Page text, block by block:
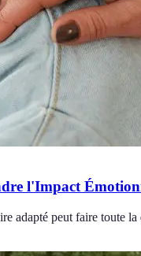
l'Impact
adapté peut faire toute